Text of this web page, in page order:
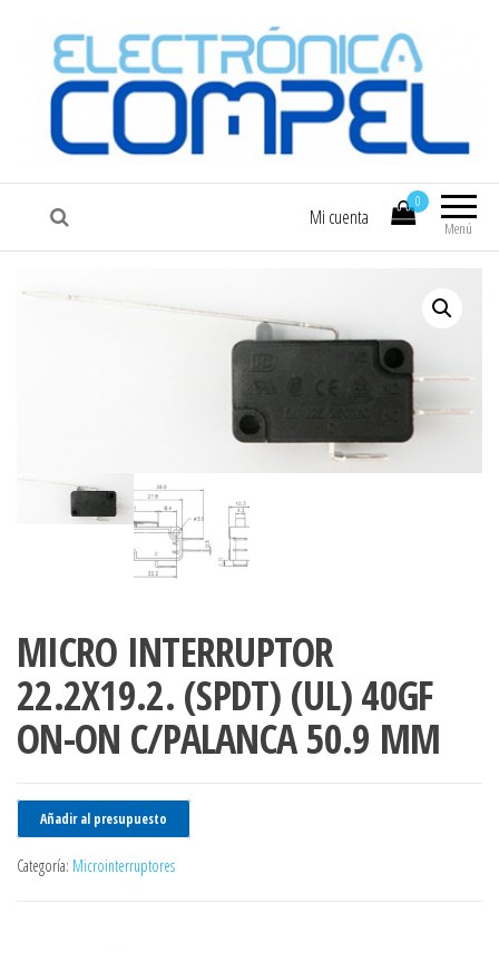
COMPEL Electrónica COMPEL
Menú
0
Mi cuenta
MICRO INTERRUPTOR
22.2X19.2. (SPDT) (UL) 40GF
ON-ON C/PALANCA 50.9 MM
Añadir al presupuesto
Categoría: Microinterruptores